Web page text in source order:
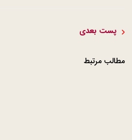
پست بعدی
مطالب مرتبط